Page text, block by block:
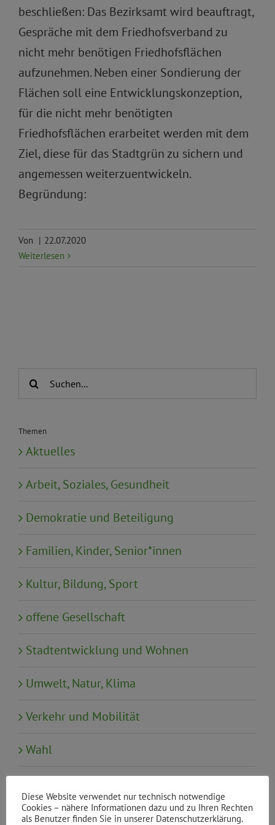
beschließen: Das Bezirksamt wird beauftragt,
Gespräche mit dem Friedhofsverband zu
nicht mehr benötigen Friedhofsflächen
aufzunehmen. Neben einer Sondierung der
Flächen soll eine Entwicklungskonzeption,
für die nicht mehr benötigten
Friedhofsflächen erarbeitet werden mit dem
Ziel, diese für das Stadtgrün zu sichern und
angemessen weiterzuentwickeln.
Begründung:
Von | 22.07.2020
Weiterlesen
Suche
Themen
Aktuelles
Arbeit, Soziales, Gesundheit
Demokratie und Beteiligung
Familien, Kinder, Senior*innen
Kultur, Bildung, Sport
offene Gesellschaft
Stadtentwicklung und Wohnen
Umwelt, Natur, Klima
Verkehr und Mobilität
Wahl
Diese Website verwendet nur technisch notwendige
Cookies – nähere Informationen dazu und zu Ihren Rechten
als Benutzer finden Sie in unserer Datenschutzerklärung.